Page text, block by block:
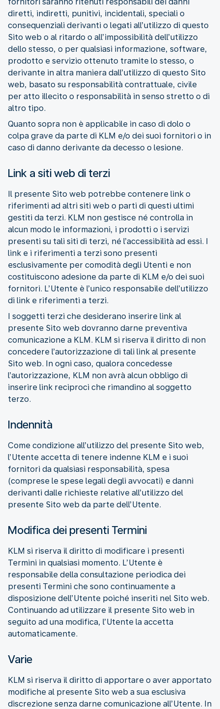
diretti, indiretti, punitivi, incidentali, speciali o
consequenziali derivanti o legati all’utilizzo di questo
Sito web o al ritardo o all’impossibilità dell’utilizzo
dello stesso, o per qualsiasi informazione, software,
prodotto e servizio ottenuto tramite lo stesso, o
derivante in altra maniera dall’utilizzo di questo Sito
web, basato su responsabilità contrattuale, civile
per atto illecito o responsabilità in senso stretto o di
altro tipo.
Quanto sopra non è applicabile in caso di dolo o
colpa grave da parte di KLM e/o dei suoi fornitori o in
caso di danno derivante da decesso o lesione.
Link a siti web di terzi
Il presente Sito web potrebbe contenere link o
riferimenti ad altri siti web o parti di questi ultimi
gestiti da terzi. KLM non gestisce né controlla in
alcun modo le informazioni, i prodotti o i servizi
presenti su tali siti di terzi, né l’accessibilità ad essi. I
link e i riferimenti a terzi sono presenti
esclusivamente per comodità degli Utenti e non
costituiscono adesione da parte di KLM e/o dei suoi
fornitori. L’Utente è l’unico responsabile dell’utilizzo
di link e riferimenti a terzi.
I soggetti terzi che desiderano inserire link al
presente Sito web dovranno darne preventiva
comunicazione a KLM. KLM si riserva il diritto di non
concedere l’autorizzazione di tali link al presente
Sito web. In ogni caso, qualora concedesse
l’autorizzazione, KLM non avrà alcun obbligo di
inserire link reciproci che rimandino al soggetto
terzo.
Indennità
Come condizione all’utilizzo del presente Sito web,
l’Utente accetta di tenere indenne KLM e i suoi
fornitori da qualsiasi responsabilità, spesa
(comprese le spese legali degli avvocati) e danni
derivanti dalle richieste relative all’utilizzo del
presente Sito web da parte dell’Utente.
Modifica dei presenti Termini
KLM si riserva il diritto di modificare i presenti
Termini in qualsiasi momento. L’Utente è
responsabile della consultazione periodica dei
presenti Termini che sono continuamente a
disposizione dell’Utente poiché inseriti nel Sito web.
Continuando ad utilizzare il presente Sito web in
seguito ad una modifica, l’Utente la accetta
automaticamente.
Varie
KLM si riserva il diritto di apportare o aver apportato
modifiche al presente Sito web a sua esclusiva
discrezione senza darne comunicazione all’Utente. In